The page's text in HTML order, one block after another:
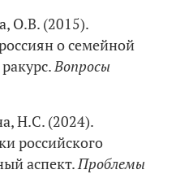
О.В. (2015).
о семейной
Вопросы
Н.С. (2024).
российского
аспект.Проблемы